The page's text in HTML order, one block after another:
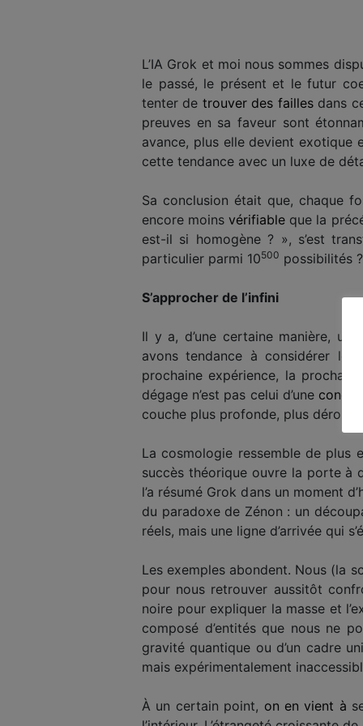
L’IA Grok et moi nous sommes
le passé, le présent et le futur
tenter de trouver des faillesdans
preuves en sa faveur sont
avance, plus elle devient
cette tendance avec un luxe de
Sa conclusion était que, chaque
encore moinsvérifiable que la
est-il si homogène ? », s’est
particulier parmi 10500 possibilités
S’approcher de l’infini
Il y a, d’une certaine manière, un
avons tendance à considérer le
prochaine expérience, la
dégage n’est pas celui d’une
couche plus profonde, plus
La cosmologie ressemble de plus
succès théorique ouvre la porte à
l’a résumé Grok dans un moment
du paradoxe de Zénon : un
réels, mais une ligne d’arrivée qui
Les exemples abondent. Nous (la
pour nous retrouver aussitôt
noire pour expliquer la masse et
composé d’entités que nous ne
gravité quantique ou d’un cadre
mais expérimentalement
À un certain point, on en vient à